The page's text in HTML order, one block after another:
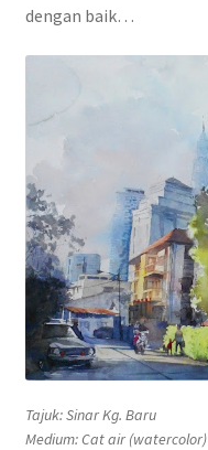
dengan baik…
Tajuk: Sinar Kg. Baru
Medium: Cat air (watercolor)